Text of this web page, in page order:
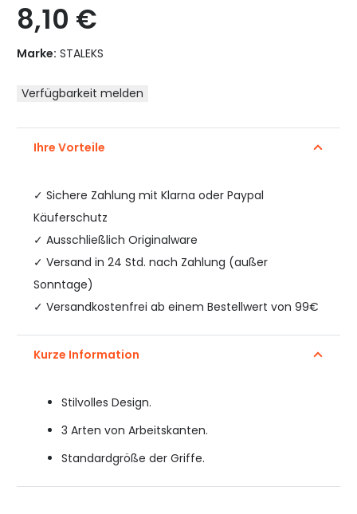
8,10 €
Marke: STALEKS
Verfügbarkeit melden
Ihre Vorteile
✓ Sichere Zahlung mit Klarna oder Paypal
Käuferschutz
✓ Ausschließlich Originalware
✓ Versand in 24 Std. nach Zahlung (außer
Sonntage)
✓ Versandkostenfrei ab einem Bestellwert von 99€
Kurze Information
Stilvolles Design.
3 Arten von Arbeitskanten.
Standardgröße der Griffe.